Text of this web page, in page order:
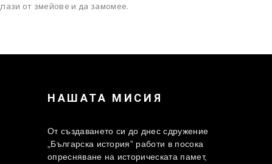
от змейове и да замомее.
НАШАТА МИСИЯ
От създаването си до днес сдружение
„Българска история” работи в посока
опресняване на историческата памет,